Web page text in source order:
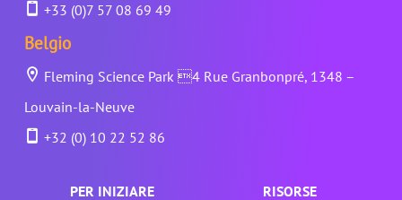
+33 (0)7 57 08 69 49
Belgio
Fleming Science Park 4 Rue Granbonpré, 1348 –
Louvain-la-Neuve
+32 (0) 10 22 52 86
PER INIZIARE
RISORSE